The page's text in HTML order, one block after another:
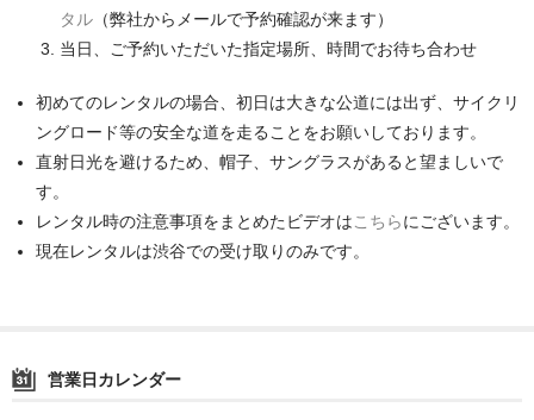
タル（弊社からメールで予約確認が来ます）
当日、ご予約いただいた指定場所、時間でお待ち合わせ
初めてのレンタルの場合、初日は大きな公道には出ず、サイクリ
ングロード等の安全な道を走ることをお願いしております。
直射日光を避けるため、帽子、サングラスがあると望ましいで
す。
レンタル時の注意事項をまとめたビデオは こちらにございます。
現在レンタルは渋谷での受け取りのみです。
営業日カレンダー